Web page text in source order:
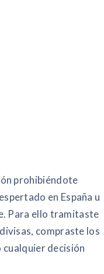
prohibiéndote
en España u
Para ello tramitaste
compraste los
cualquier decisión